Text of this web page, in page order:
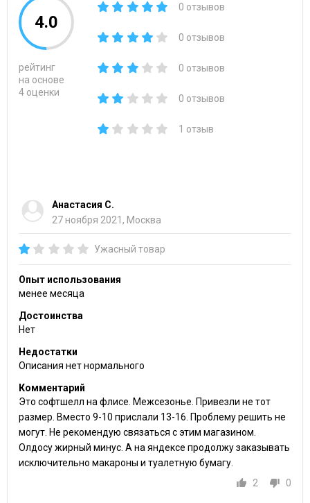
4.0
рейтинг
на основе
4 оценки
0 отзывов
0 отзывов
0 отзывов
0 отзывов
1 отзыв
Анастасия С.
27 ноября 2021, Москва
Ужасный товар
Опыт использования
менее месяца
Достоинства
Нет
Недостатки
Описания нет нормального
Комментарий
Это софтшелл на флисе. Межсезонье. Привезли не тот
размер. Вместо 9-10 прислали 13-16. Проблему решить не
могут. Не рекомендую связаться с этим магазином.
Олдосу жирный минус. А на яндексе продолжу заказывать
исключительно макароны и туалетную бумагу.
2
0